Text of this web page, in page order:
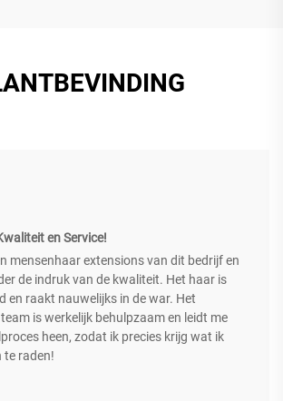
en Service!
mensenhaar extensions van dit bedrijf en
de indruk van de kwaliteit. Het haar is
en raakt nauwelijks in de war. Het
is werkelijk behulpzaam en leidt me
heen, zodat ik precies krijg wat ik
te raden!